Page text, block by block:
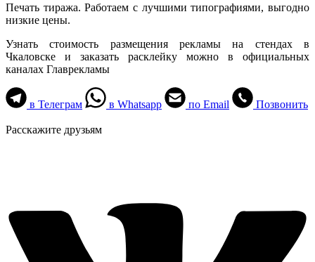
Печать тиража. Работаем с лучшими типографиями, выгодно
низкие цены.
Узнать стоимость размещения рекламы на стендах в
Чкаловске и заказать расклейку можно в официальных
каналах Главрекламы
в Телеграм в Whatsapp по Email Позвонить
Расскажите друзьям